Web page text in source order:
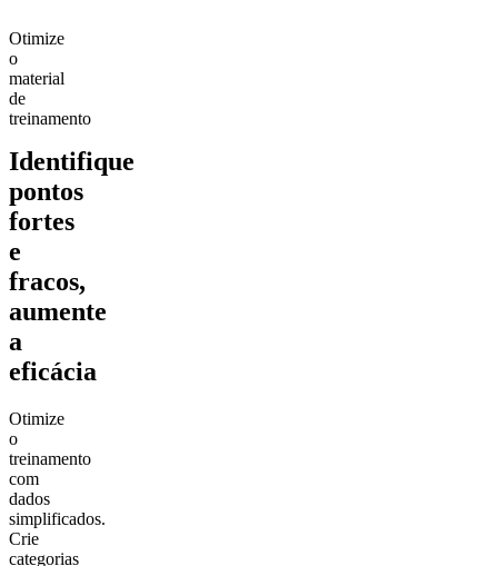
Otimize
o
material
de
treinamento
Identifique
pontos
fortes
e
fracos,
aumente
a
eficácia
Otimize
o
treinamento
com
dados
simplificados.
Crie
categorias